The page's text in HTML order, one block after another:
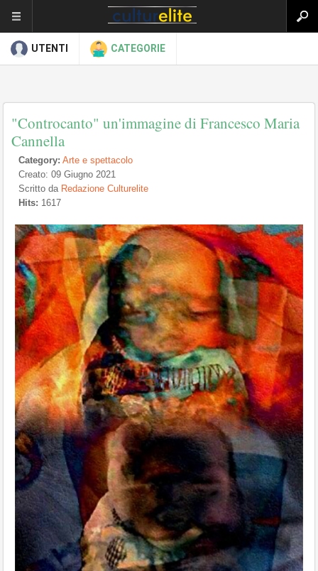
UTENTI CATEGORIE
"Controcanto" un'immagine di Francesco Maria
Cannella
Category: Arte e spettacolo
Creato: 09 Giugno 2021
Scritto da Redazione Culturelite
Hits: 1617